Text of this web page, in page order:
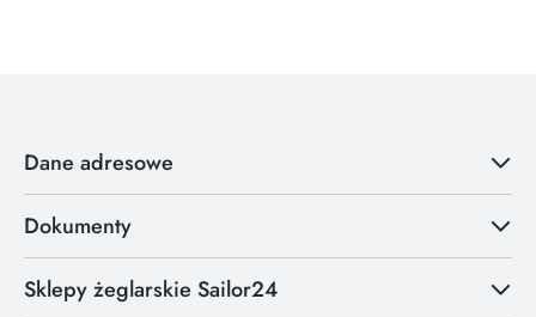
Dane adresowe
Dokumenty
Sklepy żeglarskie Sailor24